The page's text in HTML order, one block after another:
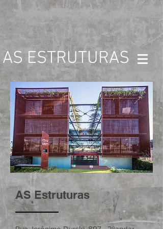
AS ESTRUTURAS
AS Estruturas